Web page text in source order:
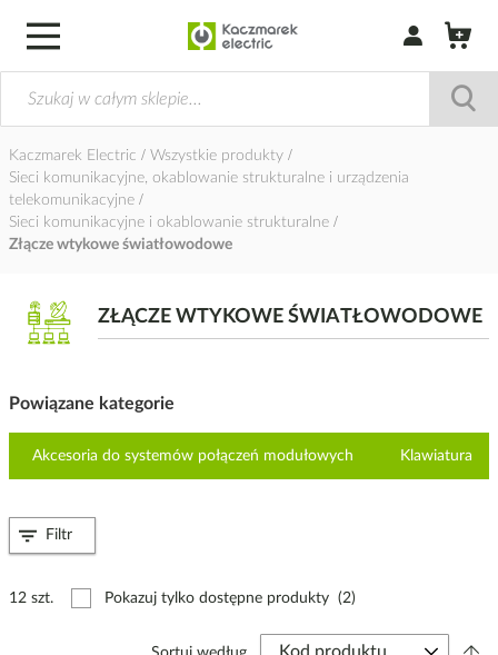
Zaloguj się /
Kaczmarek Electric
Wszystkie produkty
Sieci komunikacyjne, okablowanie strukturalne i urządzenia
telekomunikacyjne
Sieci komunikacyjne i okablowanie strukturalne
Złącze wtykowe światłowodowe
ZŁĄCZE WTYKOWE ŚWIATŁOWODOWE
Powiązane kategorie
Akcesoria do systemów połączeń modułowych Klawiatura
12 szt. Pokazuj tylko dostępne produkty (2)
Filtr